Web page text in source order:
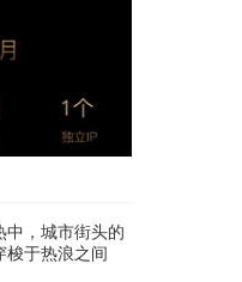
中，城市街头的
梭于热浪之间